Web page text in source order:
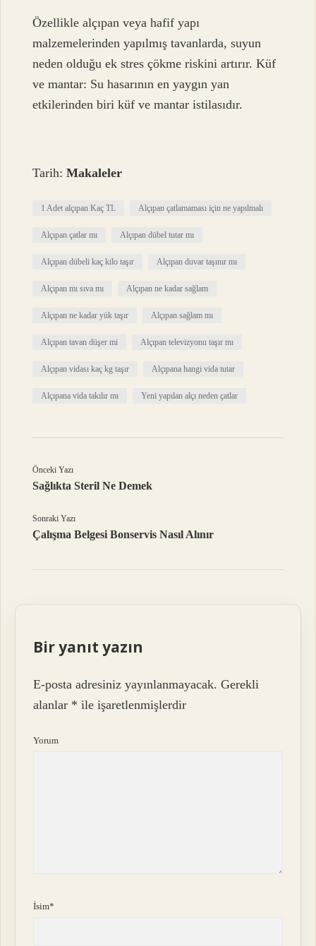
Özellikle alçıpan veya hafif yapı
malzemelerinden yapılmış tavanlarda, suyun
neden olduğu ek stres çökme riskini artırır. Küf
ve mantar: Su hasarının en yaygın yan
etkilerinden biri küf ve mantar istilasıdır.
Tarih:Makaleler
1 Adet alçıpan Kaç TL Alçıpan çatlamaması için ne yapılmalı
Alçıpan çatlar mı Alçıpan dübel tutar mı
Alçıpan dübeli kaç kilo taşır Alçıpan duvar taşınır mı
Alçıpan mı sıva mı Alçıpan ne kadar sağlam
Alçıpan ne kadar yük taşır Alçıpan sağlam mı
Alçıpan tavan düşer mi Alçıpan televizyonu taşır mı
Alçıpan vidası kaç kg taşır Alçıpana hangi vida tutar
Alçıpana vida takılır mı Yeni yapılan alçı neden çatlar
Önceki Yazı
Sağlıkta Steril Ne Demek
Sonraki Yazı
Çalışma Belgesi Bonservis Nasıl Alınır
Bir yanıt yazın
E-posta adresiniz yayınlanmayacak. Gerekli
alanlar * ile işaretlenmişlerdir
Yorum
İsim*